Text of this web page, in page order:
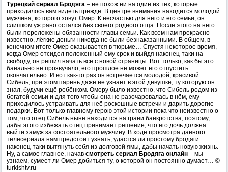
Турецкий сериал Бродяга – не похож ни на один из тех, которые
приходилось вам видеть прежде. В центре внимания находится молодой
мужчина, которого зовут Омер. К несчастью для него и его семьи, он
слишком уж рано остался без своего родного отца. После этого на него
были переложены обязанности главы семьи. Как всем нам прекрасно
известно, лёгкие деньги никогда не были безнаказанными. В общем, в
конечном итоге Омер оказывается в тюрьме… Спустя некоторое время,
когда Омер отсидел положенный ему срок и выйдя наконец-таки на
свободу, он решил начать все с новой страницы. Вот только, как бы это
банально не прозвучало, его прошлое не может его отпустить
окончательно. И вот как-то раз он встречается молодой, красивой
Сибель, при этом парень даже не узнает в этой девушке, ту которую он
знал, будучи ещё ребёнком. Омеру было известно, что Сибель родом из
богатой семьи и для того чтобы она не разочаровалась в нём, ему
приходилось устраивать для неё роскошные встречи и дарить дорогие
подарки. Вот только главному герою этой истории пока что неизвестно о
том, что отец Сибель ныне находится на грани банкротства, поэтому,
дабы этого избежать отец принимает решение, что его дочь должна
выйти замуж за состоятельного мужчину. В ходе просмотра данного
телесериала нам предстоит узнать, удастся ли простому бродяги
наконец-таки вытянуть себя из долговой ямы, дабы начать новую жизнь.
Ну, а самое главное, начав смотреть сериал Бродяга онлайн – мы
узнаем, сумеет ли Омер добиться ту, о которой он постоянно думает… ©
turkishtv.ru